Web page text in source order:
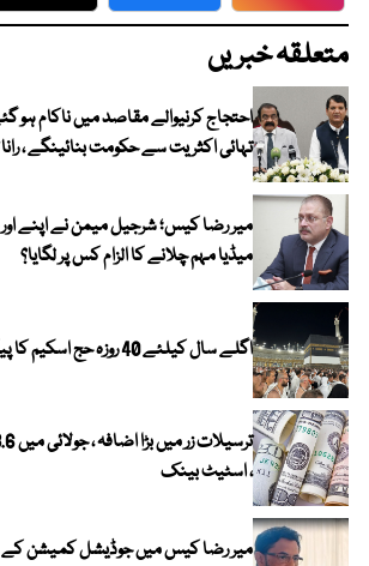
متعلقہ خبریں
احتجاج کرنیوالے مقاصد میں ناکام ہو
تہائی اکثریت سے حکومت بنائینگے ، رانا
میر رضا کیس؛ شرجیل میمن نے اپنے
میڈیا مہم چلانے کا الزام کس پر لگایا؟
اگلے سال کیلئے 40 روزہ حج اسکیم کا پیکیج 12 لاکھ روپے مقرر
، اسٹیٹ بینک
میر رضا کیس میں جوڈیشل کمیشن کے